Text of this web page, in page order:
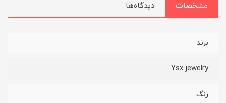
مشخصات دیدگاه‌ها
برند
Ysx jewelry
رنگ